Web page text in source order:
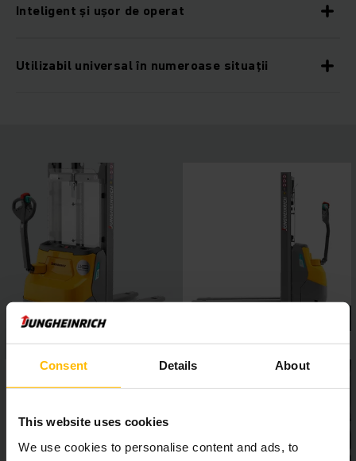
Consent Details About
This website uses cookies
We use cookies to personalise content and ads, to
Inteligent și ușor de operat
Utilizabil universal în numeroase situații